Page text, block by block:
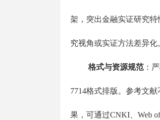
架，突出金融实证研究
究视角或实证方法差异化
格式与资源规范：
7714格式排版。参考文
果，可通过CNKI、Web of